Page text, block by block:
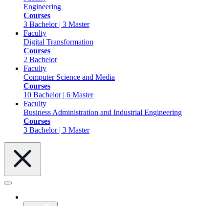
Engineering
Courses
3 Bachelor | 3 Master
Faculty
Digital Transformation
Courses
2 Bachelor
Faculty
Computer Science and Media
Courses
10 Bachelor | 6 Master
Faculty
Business Administration and Industrial Engineering
Courses
3 Bachelor | 3 Master